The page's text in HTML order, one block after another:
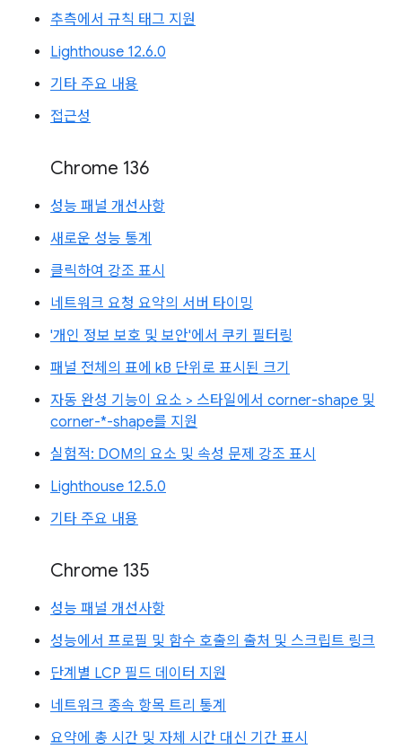
추측에서 규칙 태그 지원
Lighthouse 12.6.0
기타 주요 내용
접근성
Chrome 136
성능 패널 개선사항
새로운 성능 통계
클릭하여 강조 표시
네트워크 요청 요약의 서버 타이밍
'개인 정보 보호 및 보안'에서 쿠키 필터링
패널 전체의 표에 kB 단위로 표시된 크기
자동 완성 기능이 요소 > 스타일에서 corner-shape 및
corner-*-shape를 지원
실험적: DOM의 요소 및 속성 문제 강조 표시
Lighthouse 12.5.0
기타 주요 내용
Chrome 135
성능 패널 개선사항
성능에서 프로필 및 함수 호출의 출처 및 스크립트 링크
단계별 LCP 필드 데이터 지원
네트워크 종속 항목 트리 통계
요약에 총 시간 및 자체 시간 대신 기간 표시